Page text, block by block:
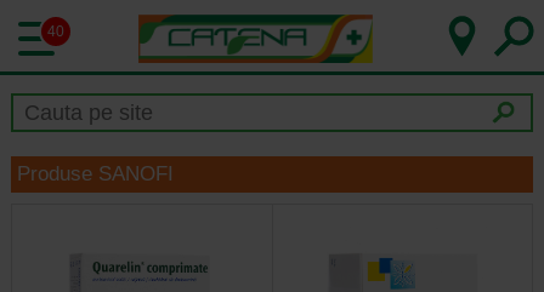
40
Produse SANOFI